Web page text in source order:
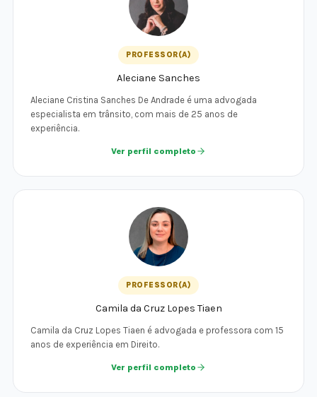
PROFESSOR(A)
Aleciane Sanches
Aleciane Cristina Sanches De Andrade é uma advogada
especialista em trânsito, com mais de 25 anos de
experiência.
Ver perfil completo
PROFESSOR(A)
Camila da Cruz Lopes Tiaen
Camila da Cruz Lopes Tiaen é advogada e professora com 15
anos de experiência em Direito.
Ver perfil completo